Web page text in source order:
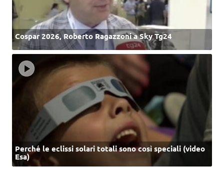
Cospar 2026, Roberto Ragazzoni a Sky Tg24
Perché le eclissi solari totali sono così speciali (video
Esa)